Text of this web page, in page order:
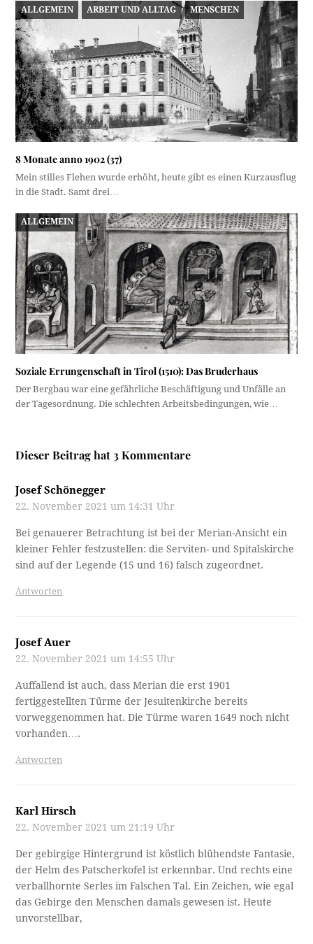
ALLGEMEIN ARBEIT UND ALLTAG MENSCHEN
8 Monate anno 1902 (37)
Mein stilles Flehen wurde erhöht, heute gibt es einen Kurzausflug
in die Stadt. Samt drei…
ALLGEMEIN
Soziale Errungenschaft in Tirol (1510): Das Bruderhaus
Der Bergbau war eine gefährliche Beschäftigung und Unfälle an
der Tagesordnung. Die schlechten Arbeitsbedingungen, wie…
Dieser Beitrag hat 3 Kommentare
Josef Schönegger
22. November 2021 um 14:31 Uhr
Bei genauerer Betrachtung ist bei der Merian-Ansicht ein
kleiner Fehler festzustellen: die Serviten- und Spitalskirche
sind auf der Legende (15 und 16) falsch zugeordnet.
Antworten
Josef Auer
22. November 2021 um 14:55 Uhr
Auffallend ist auch, dass Merian die erst 1901
fertiggestellten Türme der Jesuitenkirche bereits
vorweggenommen hat. Die Türme waren 1649 noch nicht
vorhanden….
Antworten
Karl Hirsch
22. November 2021 um 21:19 Uhr
Der gebirgige Hintergrund ist köstlich blühendste Fantasie,
der Helm des Patscherkofel ist erkennbar. Und rechts eine
verballhornte Serles im Falschen Tal. Ein Zeichen, wie egal
das Gebirge den Menschen damals gewesen ist. Heute
unvorstellbar,